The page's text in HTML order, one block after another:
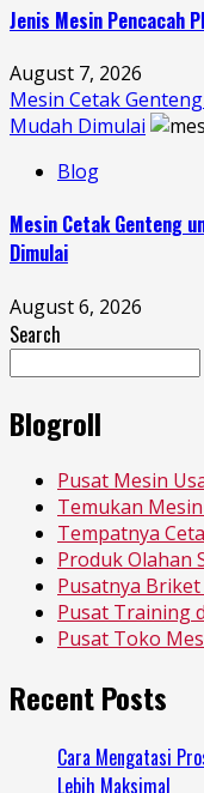
Jenis Mesin Pencacah
August 7, 2026
Mesin Cetak
Mudah Dimulai
Blog
Mesin Cetak Genteng
Dimulai
August 6, 2026
Search
Blogroll
Pusat Mesin
Temukan
Tempatnya
Produk Olahan
Pusatnya
Pusat Training
Pusat Toko
Recent Posts
Cara Mengatasi
Lebih Maksimal